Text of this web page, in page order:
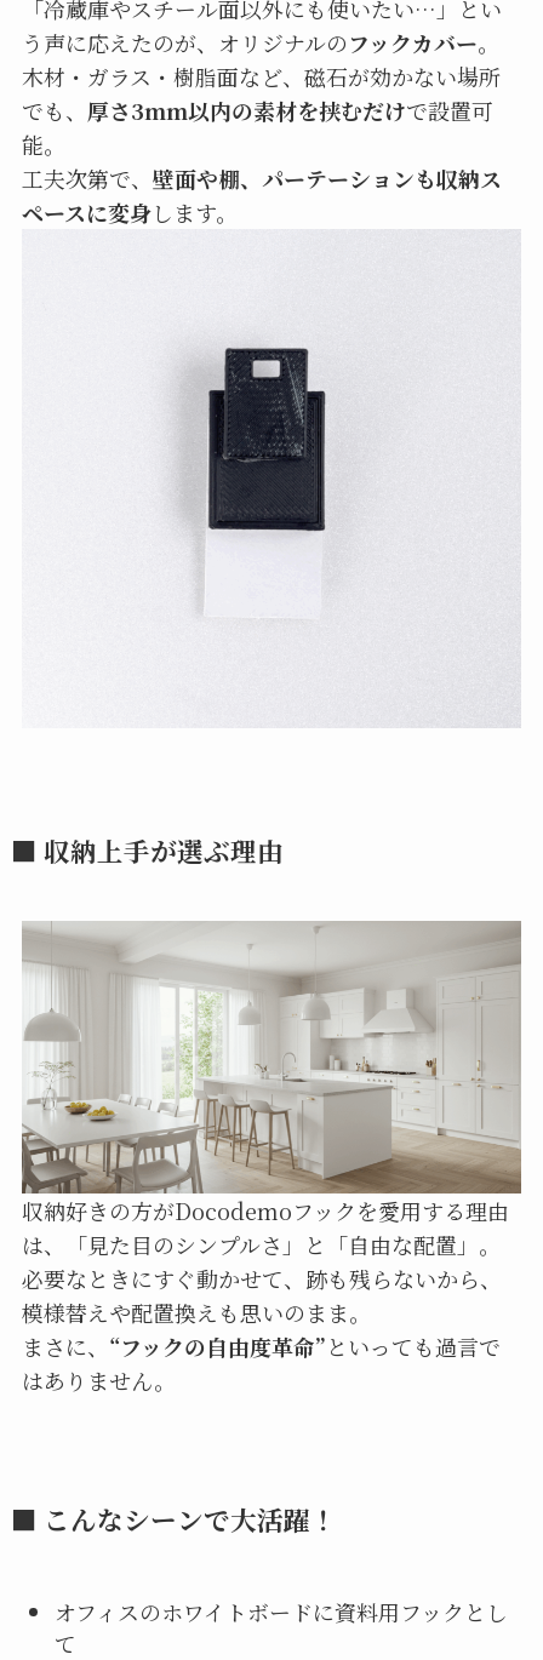
「冷蔵庫やスチール面以外にも使いたい…」とい
う声に応えたのが、オリジナルのフックカバー。
木材・ガラス・樹脂面など、磁石が効かない場所
でも、 厚さ3mm以内の素材を挟むだけで設置可
能。
工夫次第で、 壁面や棚、パーテーションも収納ス
ペースに変身します。
■ 収納上手が選ぶ理由
収納好きの方がDocodemoフックを愛用する理由
は、「見た目のシンプルさ」と「自由な配置」。
必要なときにすぐ動かせて、跡も残らないから、
模様替えや配置換えも思いのまま。
まさに、 “フックの自由度革命”といっても過言で
はありません。
■ こんなシーンで大活躍！
オフィスのホワイトボードに資料用フックとし
て